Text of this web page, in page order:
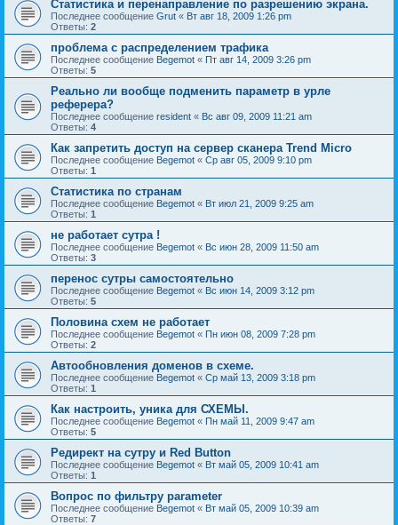
Статистика и перенаправление по разрешению экрана.
Последнее сообщение Grut « Вт авг 18, 2009 1:26 pm
Ответы: 2
проблема с распределением трафика
Последнее сообщение Begemot « Пт авг 14, 2009 3:26 pm
Ответы: 5
Реально ли вообще подменить параметр в урле
реферера?
Последнее сообщение resident « Вс авг 09, 2009 11:21 am
Ответы: 4
Как запретить доступ на сервер сканера Trend Micro
Последнее сообщение Begemot « Ср авг 05, 2009 9:10 pm
Ответы: 1
Статистика по странам
Последнее сообщение Begemot « Вт июл 21, 2009 9:25 am
Ответы: 1
не работает сутра !
Последнее сообщение Begemot « Вс июн 28, 2009 11:50 am
Ответы: 3
перенос сутры самостоятельно
Последнее сообщение Begemot « Вс июн 14, 2009 3:12 pm
Ответы: 5
Половина схем не работает
Последнее сообщение Begemot « Пн июн 08, 2009 7:28 pm
Ответы: 2
Автообновления доменов в схеме.
Последнее сообщение Begemot « Ср май 13, 2009 3:18 pm
Ответы: 1
Как настроить, уника для СХЕМЫ.
Последнее сообщение Begemot « Пн май 11, 2009 9:47 am
Ответы: 5
Редирект на сутру и Red Button
Последнее сообщение Begemot « Вт май 05, 2009 10:41 am
Ответы: 1
Вопрос по фильтру parameter
Последнее сообщение Begemot « Вт май 05, 2009 10:39 am
Ответы: 7